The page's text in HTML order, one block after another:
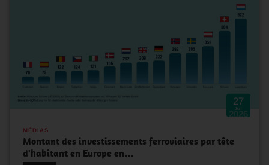
27
Juil
2026
MÉDIAS
Montant des investissements ferroviaires par tête
d'habitant en Europe en…